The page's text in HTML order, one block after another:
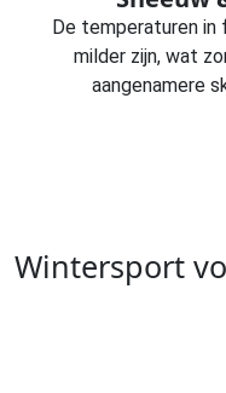
De temperaturen in
milder zijn, wat
aangenamere
Wintersport